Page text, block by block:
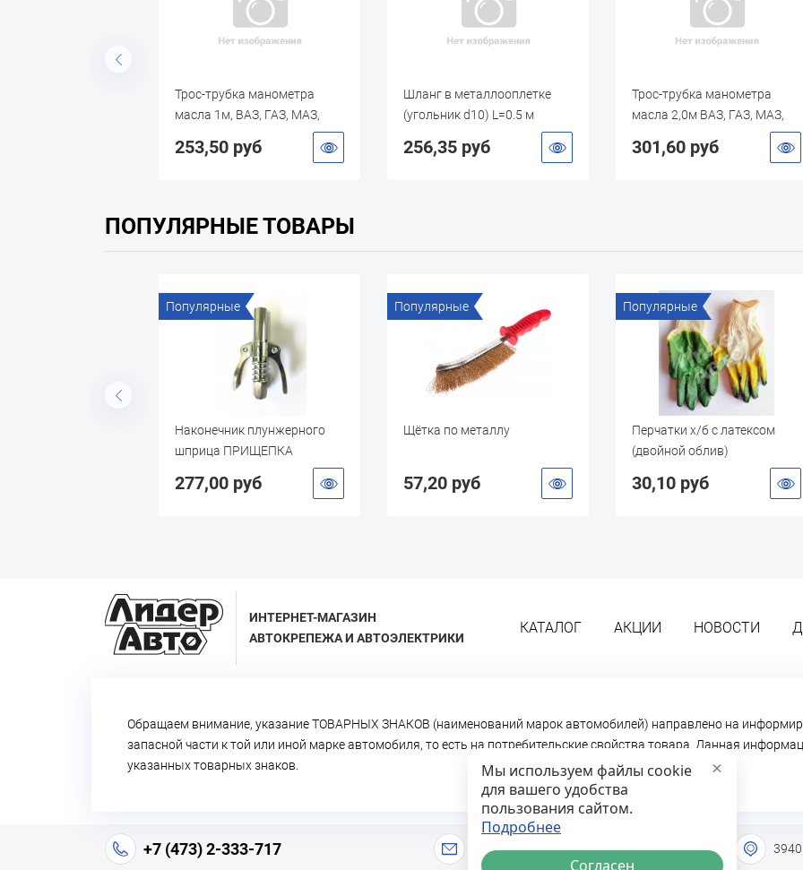
Шланг в металлооплетке
(угольник d10) L=0.5 м
256,35 руб
Трос-трубка манометра
масла 2,0м ВАЗ, ГАЗ, МАЗ,
ЗИЛ, МТЗ, ЮМЗ, ДТ, СМД
301,60 руб
Трос-трубка
масла 1,5м
ЗИЛ, МТЗ,
292,50 руб
ПОПУЛЯРНЫЕ ТОВАРЫ
Наконечник плунжерного
шприца ПРИЩЕПКА
Щётка по металлу
57,20 руб
Популярные
Перчатки х/б с латексом
30,10 руб
Популярные
Разъём 2
"Евро"
92,80
ИНТЕРНЕТ-МАГАЗИН
АВТОКРЕПЕЖА И АВТОЭЛЕКТРИКИ
КАТАЛОГ АКЦИИ НОВОСТИ
Обращаем внимание, указание ТОВАРНЫХ ЗНАКОВ (наименований марок автомобилей) направлено на
запасной части к той или иной марке автомобиля, то есть на потребительские свойства товара. Данная
указанных товарных знаков.
+7 (473) 2-333-717 info@lideravto36.ru
Мы используем файлы cookie
для вашего удобства
пользования сайтом.
Подробнее
Согласен
×